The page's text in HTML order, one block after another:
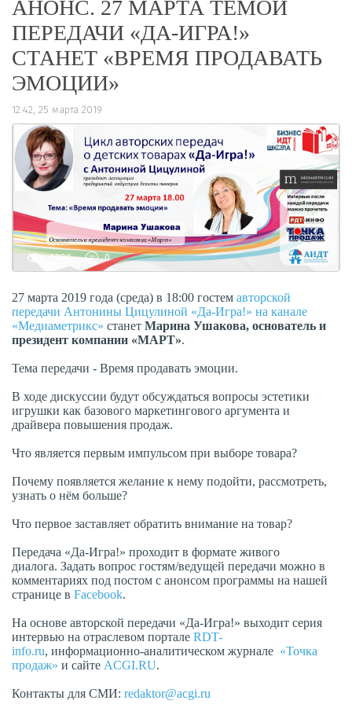
АНОНС. 27 МАРТА ТЕМОЙ
ПЕРЕДАЧИ «ДА-ИГРА!»
СТАНЕТ «ВРЕМЯ ПРОДАВАТЬ
ЭМОЦИИ»
12:42, 25 марта 2019
1099 0
27 марта 2019 года (среда) в 18:00 гостем авторской
передачи Антонины Цицулиной «Да-Игра!» на канале
«Медиаметрикс» станет Марина Ушакова, основатель и
президент компании «МАРТ».
Тема передачи - Время продавать эмоции.
В ходе дискуссии будут обсуждаться вопросы эстетики
игрушки как базового маркетингового аргумента и
драйвера повышения продаж.
Что является первым импульсом при выборе товара?
Почему появляется желание к нему подойти, рассмотреть,
узнать о нём больше?
Что первое заставляет обратить внимание на товар?
Передача «Да-Игра!» проходит в формате живого
диалога. Задать вопрос гостям/ведущей передачи можно в
комментариях под постом с анонсом программы на нашей
странице в Facebook.
На основе авторской передачи «Да-Игра!» выходит серия
интервью на отраслевом портале RDT-
info.ru, информационно-аналитическом журнале «Точка
продаж» и сайте ACGI.RU.
Контакты для СМИ: redaktor@acgi.ru